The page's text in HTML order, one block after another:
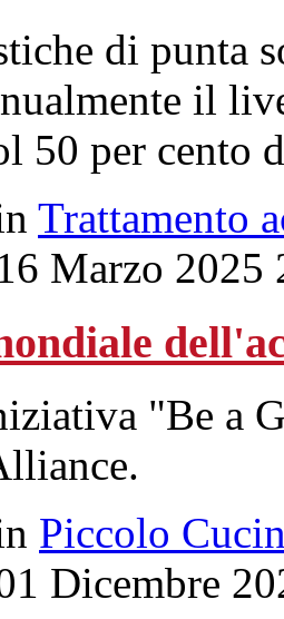
di punta
il
50 per cento
Trattamento
Marzo 2025
"Be a
Piccolo
Dicembre